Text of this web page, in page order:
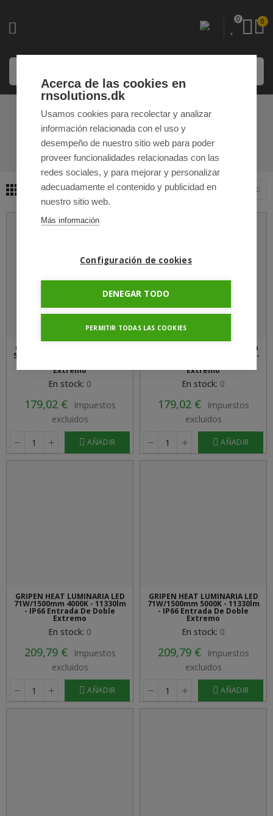
0 0
GRIPEN HEAT
INICIO LUCES LED ESPECIALIZADAS GRIPEN HEAT
8 Ordenar por
GRIPEN HEAT LUMINARIA LED
51W/1200mm 4000K - 8190lm -
Extremo
En stock: 0
179,02 €
Impuestos
excluidos
AÑADIR
GRIPEN HEAT LUMINARIA LED
51W/1200mm 5000K - 8190lm -
Extremo
En stock: 0
179,02 €
Impuestos
excluidos
AÑADIR
GRIPEN HEAT LUMINARIA LED
71W/1500mm 4000K - 11330lm
- IP66 Entrada De Doble
Extremo
En stock: 0
209,79 €
Impuestos
excluidos
AÑADIR
GRIPEN HEAT LUMINARIA LED
71W/1500mm 5000K - 11330lm
- IP66 Entrada De Doble
Extremo
En stock: 0
209,79 €
Impuestos
excluidos
AÑADIR
Acerca de las cookies en
rnsolutions.dk
Usamos cookies para recolectar y analizar
información relacionada con el uso y
desempeño de nuestro sitio web para poder
proveer funcionalidades relacionadas con las
redes sociales, y para mejorar y personalizar
adecuadamente el contenido y publicidad en
nuestro sitio web.
Más información
Configuración de cookies
DENEGAR TODO
PERMITIR TODAS LAS COOKIES